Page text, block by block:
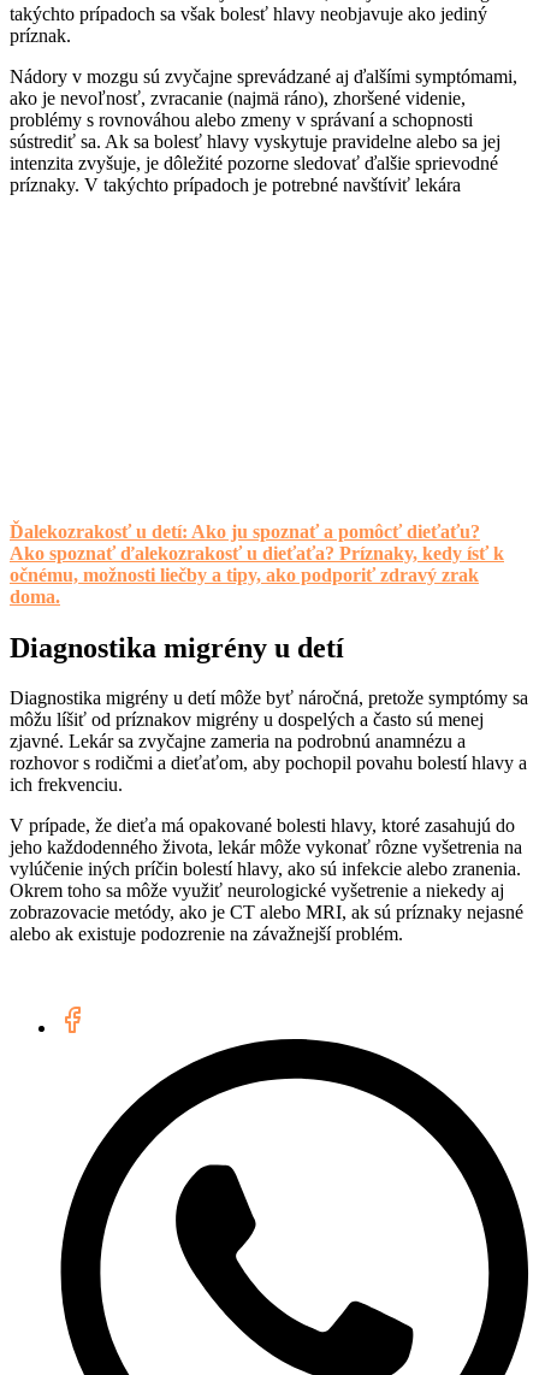
takýchto prípadoch sa však bolesť hlavy neobjavuje ako jediný
príznak.
Nádory v mozgu sú zvyčajne sprevádzané aj ďalšími symptómami,
ako je nevoľnosť, zvracanie (najmä ráno), zhoršené videnie,
problémy s rovnováhou alebo zmeny v správaní a schopnosti
sústrediť sa. Ak sa bolesť hlavy vyskytuje pravidelne alebo sa jej
intenzita zvyšuje, je dôležité pozorne sledovať ďalšie sprievodné
príznaky. V takýchto prípadoch je potrebné navštíviť lekára
Ďalekozrakosť u detí: Ako ju spoznať a pomôcť dieťaťu?
Ako spoznať ďalekozrakosť u dieťaťa? Príznaky, kedy ísť k
očnému, možnosti liečby a tipy, ako podporiť zdravý zrak
doma.
Diagnostika migrény u detí
Diagnostika migrény u detí môže byť náročná, pretože symptómy sa
môžu líšiť od príznakov migrény u dospelých a často sú menej
zjavné. Lekár sa zvyčajne zameria na podrobnú anamnézu a
rozhovor s rodičmi a dieťaťom, aby pochopil povahu bolestí hlavy a
ich frekvenciu.
V prípade, že dieťa má opakované bolesti hlavy, ktoré zasahujú do
jeho každodenného života, lekár môže vykonať rôzne vyšetrenia na
vylúčenie iných príčin bolestí hlavy, ako sú infekcie alebo zranenia.
Okrem toho sa môže využiť neurologické vyšetrenie a niekedy aj
zobrazovacie metódy, ako je CT alebo MRI, ak sú príznaky nejasné
alebo ak existuje podozrenie na závažnejší problém.